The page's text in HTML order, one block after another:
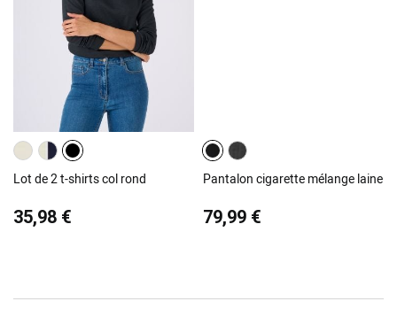
Lot de 2 t-shirts col rond
35,98 €
Pantalon cigarette mélange laine
79,99 €